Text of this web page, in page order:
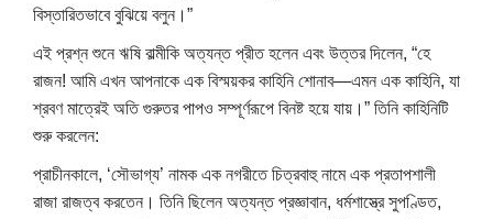
বিস্তারিতভাবে বুঝিয়ে বলুন।”
এই প্রশ্ন শুনে ঋষি বাল্মীকি অত্যন্ত প্রীত হলেন এবং উত্তর দিলেন, “হে
রাজন! আমি এখন আপনাকে এক বিস্ময়কর কাহিনি শোনাব—এমন এক কাহিনি, যা
শ্রবণ মাত্রেই অতি গুরুতর পাপও সম্পূর্ণরূপে বিনষ্ট হয়ে যায়।” তিনি কাহিনিটি
শুরু করলেন:
প্রাচীনকালে, ‘সৌভাগ্য’ নামক এক নগরীতে চিত্রবাহু নামে এক প্রতাপশালী
রাজা রাজত্ব করতেন। তিনি ছিলেন অত্যন্ত প্রজ্ঞাবান, ধর্মশাস্ত্রে সুপণ্ডিত,